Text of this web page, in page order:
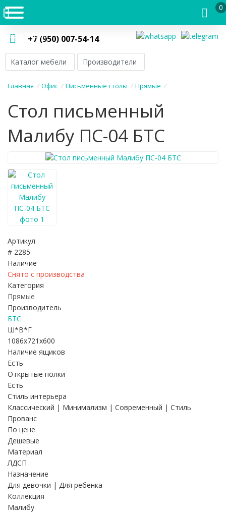
Кико Мебель
0
+7 (950) 007-54-14
Каталог мебели Производители
Главная / Офис / Письменные столы / Прямые /
Стол письменный
Малибу ПС-04 БТС
Артикул
# 2285
Наличие
Снято с производства
Категория
Прямые
Производитель
БТС
Ш*В*Г
1086x721x600
Наличие ящиков
Есть
Открытые полки
Есть
Стиль интерьера
Классический | Минимализм | Современный | Стиль
Прованс
По цене
Дешевые
Материал
ЛДСП
Назначение
Для девочки | Для ребенка
Коллекция
Малибу